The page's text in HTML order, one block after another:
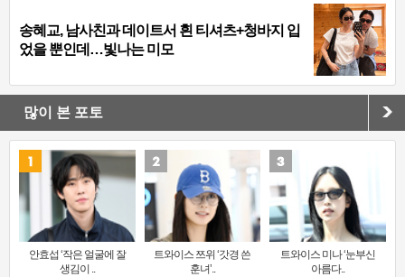
송혜교, 남사친과 데이트서 흰 티셔츠+청바지 입
었을 뿐인데…빛나는 미모
많이 본 포토
안효섭 ‘작은 얼굴에 잘
생김이 ..
트와이스 쯔위 ‘갓경 쓴
훈녀’..
트와이스 미나 ‘눈부신
아름다..